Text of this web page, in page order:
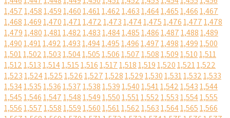
1,4571,4581,4591,4601,4611,4621,4631,4641,4651,4661,467
1,4681,4691,4701,4711,4721,4731,4741,4751,4761,4771,478
1,4791,4801,4811,4821,4831,4841,4851,4861,4871,4881,489
1,4901,4911,4921,4931,4941,4951,4961,4971,4981,4991,500
1,5011,5021,5031,5041,5051,5061,5071,5081,5091,5101,511
1,5121,5131,5141,5151,5161,5171,5181,5191,5201,5211,522
1,5231,5241,5251,5261,5271,5281,5291,5301,5311,5321,533
1,5341,5351,5361,5371,5381,5391,5401,5411,5421,5431,544
1,5451,5461,5471,5481,5491,5501,5511,5521,5531,5541,555
1,5561,5571,5581,5591,5601,5611,5621,5631,5641,5651,566